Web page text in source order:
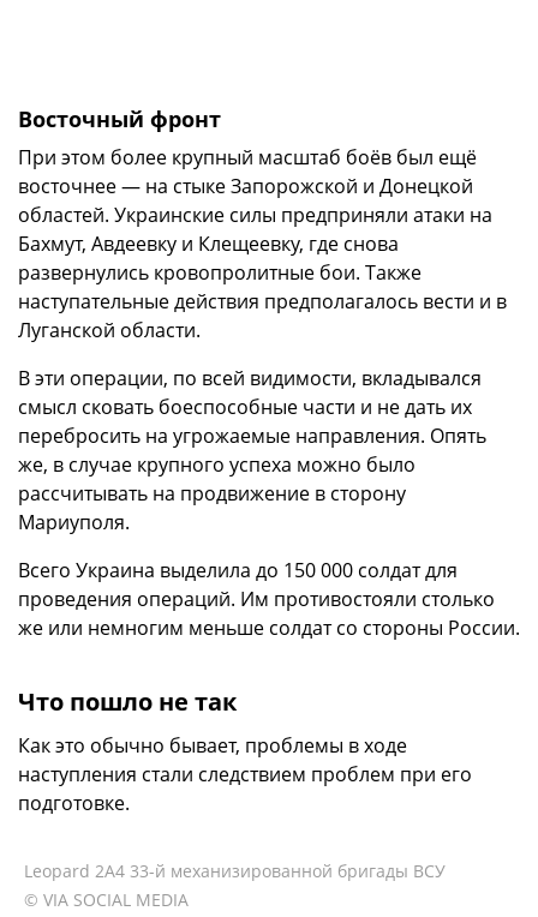
Восточный фронт
При этом более крупный масштаб боёв был ещё
восточнее — на стыке Запорожской и Донецкой
областей. Украинские силы предприняли атаки на
Бахмут, Авдеевку и Клещеевку, где снова
развернулись кровопролитные бои. Также
наступательные действия предполагалось вести и в
Луганской области.
В эти операции, по всей видимости, вкладывался
смысл сковать боеспособные части и не дать их
перебросить на угрожаемые направления. Опять
же, в случае крупного успеха можно было
рассчитывать на продвижение в сторону
Мариуполя.
Всего Украина выделила до 150 000 солдат для
проведения операций. Им противостояли столько
же или немногим меньше солдат со стороны России.
Что пошло не так
Как это обычно бывает, проблемы в ходе
наступления стали следствием проблем при его
подготовке.
Leopard 2A4 33-й механизированной бригады ВСУ
© VIA SOCIAL MEDIA